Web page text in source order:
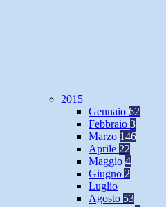
2015
Gennaio 62
Febbraio 3
Marzo 146
Aprile 22
Maggio 4
Giugno 2
Luglio
Agosto 53